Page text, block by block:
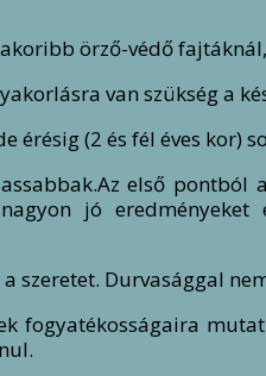
örző-védő
van szükség a
(2 és fél éves kor)
Az első pontból
jó
szeretet. Durvasággal
fogyatékosságaira